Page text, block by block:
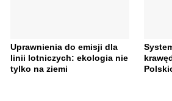
Uprawnienia do emisji dla
linii lotniczych: ekologia nie
tylko na ziemi